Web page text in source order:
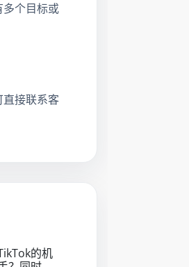
个目标或
接联系客
的机